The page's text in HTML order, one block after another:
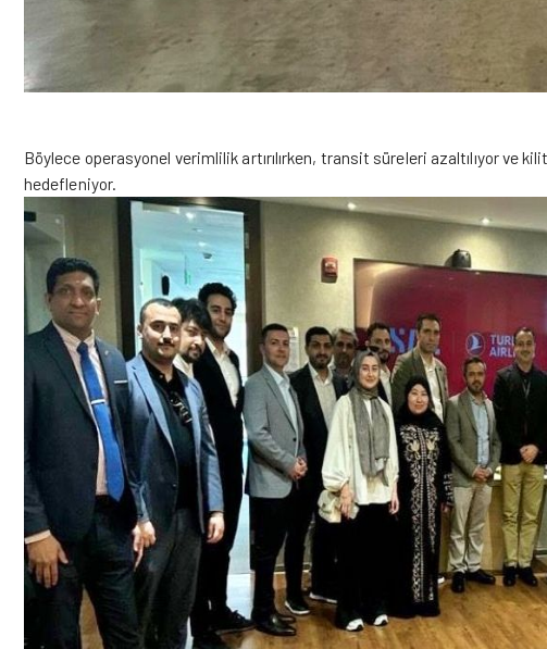
Böylece operasyonel verimlilik artırılırken, transit süreleri azaltılıyor ve
hedefleniyor.